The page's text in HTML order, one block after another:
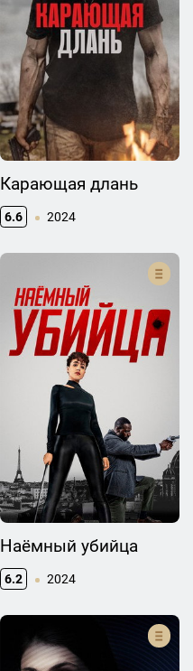
Карающая длань
6.6 2024
Наёмный убийца
6.2 2024